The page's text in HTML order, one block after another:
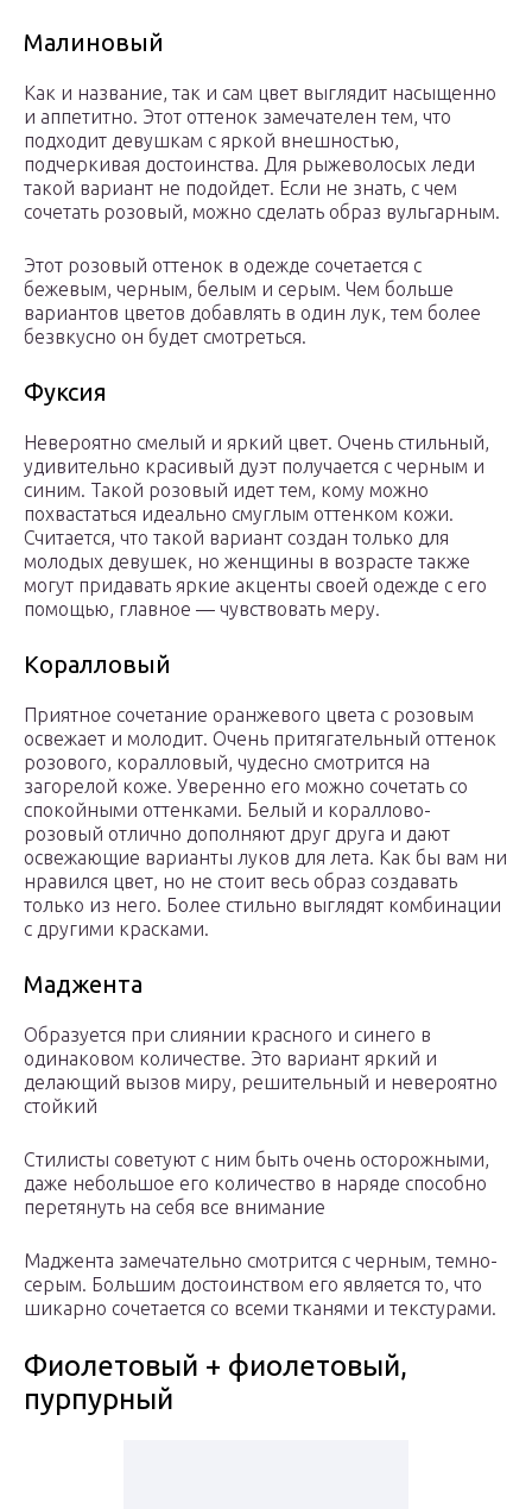
Малиновый
Как и название, так и сам цвет выглядит насыщенно
и аппетитно. Этот оттенок замечателен тем, что
подходит девушкам с яркой внешностью,
подчеркивая достоинства. Для рыжеволосых леди
такой вариант не подойдет. Если не знать, с чем
сочетать розовый, можно сделать образ вульгарным.
Этот розовый оттенок в одежде сочетается с
бежевым, черным, белым и серым. Чем больше
вариантов цветов добавлять в один лук, тем более
безвкусно он будет смотреться.
Фуксия
Невероятно смелый и яркий цвет. Очень стильный,
удивительно красивый дуэт получается с черным и
синим. Такой розовый идет тем, кому можно
похвастаться идеально смуглым оттенком кожи.
Считается, что такой вариант создан только для
молодых девушек, но женщины в возрасте также
могут придавать яркие акценты своей одежде с его
помощью, главное — чувствовать меру.
Коралловый
Приятное сочетание оранжевого цвета с розовым
освежает и молодит. Очень притягательный оттенок
розового, коралловый, чудесно смотрится на
загорелой коже. Уверенно его можно сочетать со
спокойными оттенками. Белый и кораллово-
розовый отлично дополняют друг друга и дают
освежающие варианты луков для лета. Как бы вам ни
нравился цвет, но не стоит весь образ создавать
только из него. Более стильно выглядят комбинации
с другими красками.
Маджента
Образуется при слиянии красного и синего в
одинаковом количестве. Это вариант яркий и
делающий вызов миру, решительный и невероятно
стойкий
Стилисты советуют с ним быть очень осторожными,
даже небольшое его количество в наряде способно
перетянуть на себя все внимание
Маджента замечательно смотрится с черным, темно-
серым. Большим достоинством его является то, что
шикарно сочетается со всеми тканями и текстурами.
Фиолетовый + фиолетовый,
пурпурный